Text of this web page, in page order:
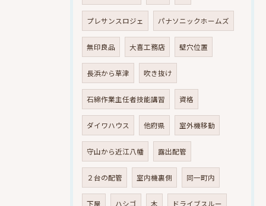
プレサンスロジェ パナソニックホームズ
無印良品 大喜工務店 壁穴位置
長浜から草津 吹き抜け
石綿作業主任者技能講習 資格
ダイワハウス 他府県 室外機移動
守山から近江八幡 露出配管
２台の配管 室内機裏側 同一町内
下屋 ハシゴ 木 ドライブスルー